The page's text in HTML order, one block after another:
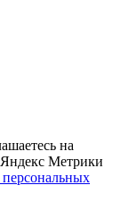
на
Яндекс Метрики